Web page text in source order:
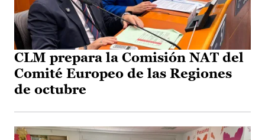
CLM prepara la Comisión NAT del
Comité Europeo de las Regiones
de octubre